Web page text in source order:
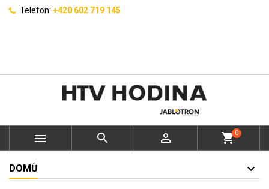
Telefon: +420 602 719 145
   shopping_cart0
DOMŮ